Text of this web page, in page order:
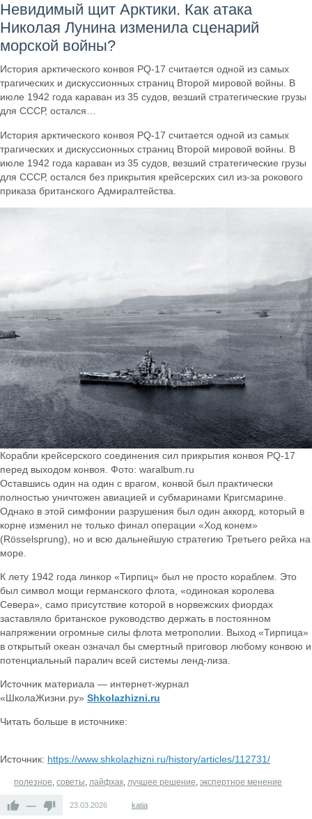
Невидимый щит Арктики. Как атака
Николая Лунина изменила сценарий
морской войны?
История арктического конвоя PQ-17 считается одной из самых
трагических и дискуссионных страниц Второй мировой войны. В
июле 1942 года караван из 35 судов, везший стратегические грузы
для СССР, остался…
История арктического конвоя PQ-17 считается одной из самых
трагических и дискуссионных страниц Второй мировой войны. В
июле 1942 года караван из 35 судов, везший стратегические грузы
для СССР, остался без прикрытия крейсерских сил из-за рокового
приказа британского Адмиралтейства.
Корабли крейсерского соединения сил прикрытия конвоя PQ-17
перед выходом конвоя. Фото: waralbum.ru
Оставшись один на один с врагом, конвой был практически
полностью уничтожен авиацией и субмаринами Кригсмарине.
Однако в этой симфонии разрушения был один аккорд, который в
корне изменил не только финал операции «Ход конем»
(Rösselsprung), но и всю дальнейшую стратегию Третьего рейха на
море.
К лету 1942 года линкор «Тирпиц» был не просто кораблем. Это
был символ мощи германского флота, «одинокая королева
Севера», само присутствие которой в норвежских фиордах
заставляло британское руководство держать в постоянном
напряжении огромные силы флота метрополии. Выход «Тирпица»
в открытый океан означал бы смертный приговор любому конвою и
потенциальный паралич всей системы ленд-лиза.
Источник материала — интернет-журнал
«ШколаЖизни.ру» Shkolazhizni.ru
Читать больше в источнике:
Источник: https://www.shkolazhizni.ru/history/articles/112731/
полезное, советы, лайфхак, лучшее решение, экспертное менение
— 23.03.2026 katia